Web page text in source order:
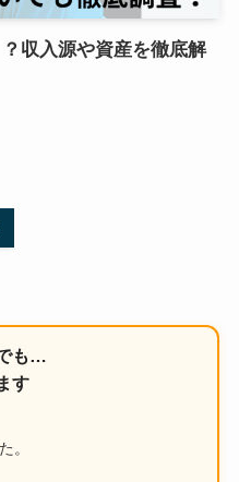
収入源や資産を徹底解
も…
す
。